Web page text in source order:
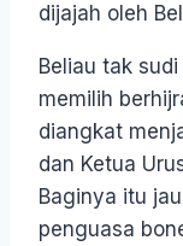
dijajah oleh
Beliau tak
memilih
diangkat
dan Ketua
Baginya itu
penguasa